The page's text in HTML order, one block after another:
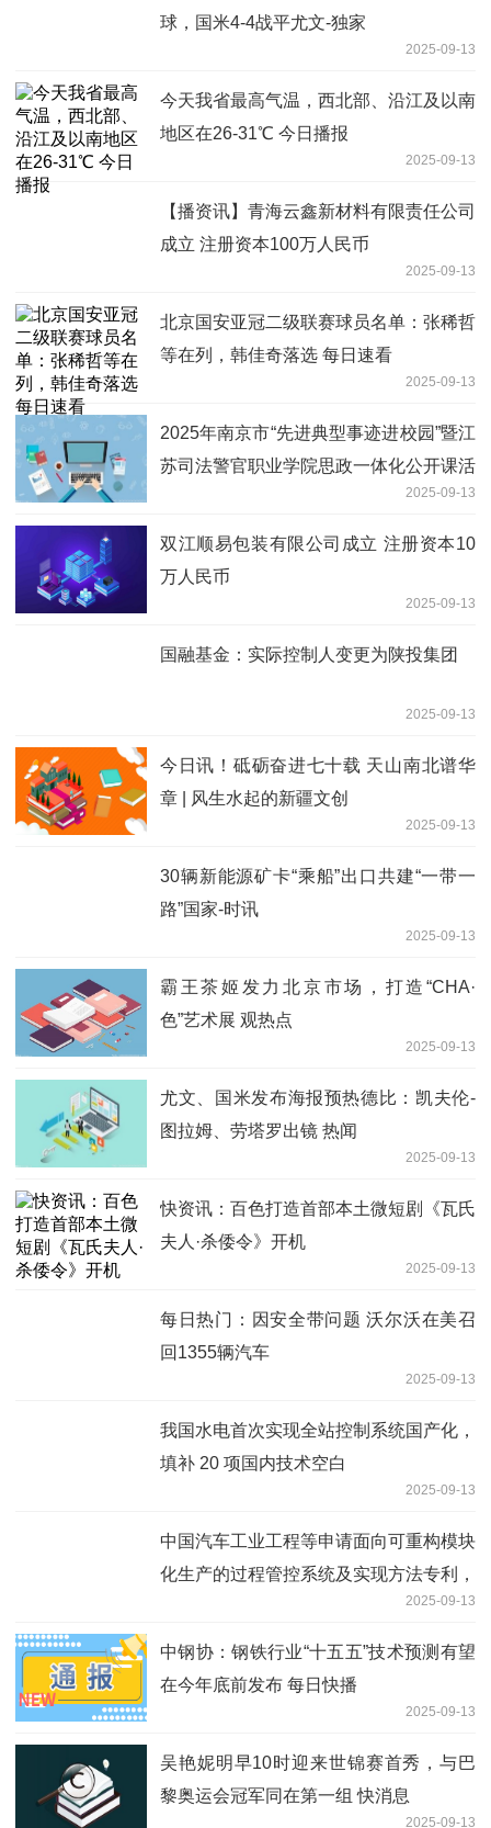
球，国米4-4战平尤文-独家
2025-09-13
今天我省最高气温，西北部、沿江及以南
地区在26-31℃ 今日播报
2025-09-13
【播资讯】青海云鑫新材料有限责任公司
成立 注册资本100万人民币
2025-09-13
北京国安亚冠二级联赛球员名单：张稀哲
等在列，韩佳奇落选 每日速看
2025-09-13
2025年南京市“先进典型事迹进校园”暨江
苏司法警官职业学院思政一体化公开课活
2025-09-13
双江顺易包装有限公司成立 注册资本10
万人民币
2025-09-13
国融基金：实际控制人变更为陕投集团
2025-09-13
今日讯！砥砺奋进七十载 天山南北谱华
章 | 风生水起的新疆文创
2025-09-13
30辆新能源矿卡“乘船”出口共建“一带一
路”国家-时讯
2025-09-13
霸王茶姬发力北京市场，打造“CHA·
色”艺术展 观热点
2025-09-13
尤文、国米发布海报预热德比：凯夫伦-
图拉姆、劳塔罗出镜 热闻
2025-09-13
快资讯：百色打造首部本土微短剧《瓦氏
夫人·杀倭令》开机
2025-09-13
每日热门：因安全带问题 沃尔沃在美召
回1355辆汽车
2025-09-13
我国水电首次实现全站控制系统国产化，
填补 20 项国内技术空白
2025-09-13
中国汽车工业工程等申请面向可重构模块
化生产的过程管控系统及实现方法专利，
关联机械应力残留累积效应_每日动态
2025-09-13
中钢协：钢铁行业“十五五”技术预测有望
在今年底前发布 每日快播
2025-09-13
吴艳妮明早10时迎来世锦赛首秀，与巴
黎奥运会冠军同在第一组 快消息
2025-09-13